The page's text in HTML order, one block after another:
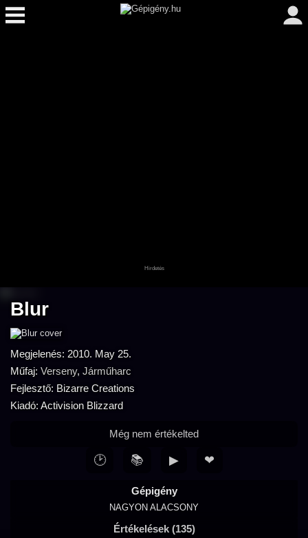
Blur
Megjelenés: 2010. May 25.
Műfaj: Verseny, Járműharc
Fejlesztő: Bizarre Creations
Kiadó: Activision Blizzard
Gépigény
NAGYON ALACSONY
Értékelések (135)
Még nem értékelted
🕑 📚 ▶ ❤